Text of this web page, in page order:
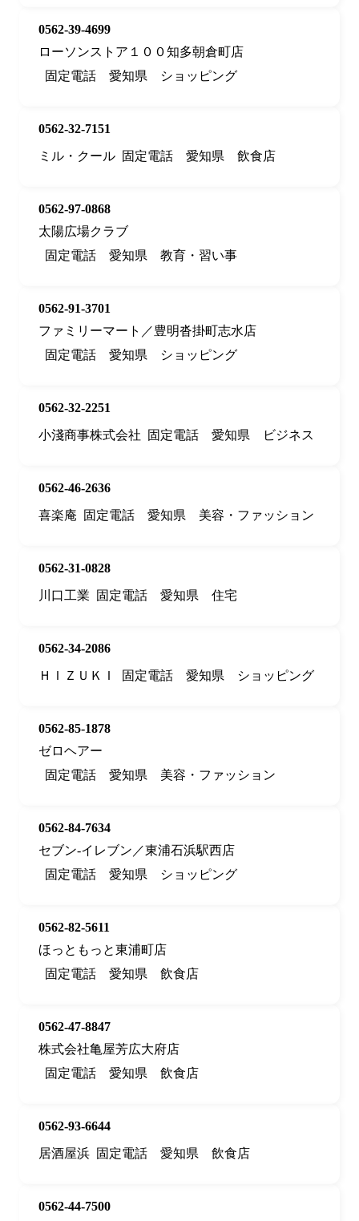
0562-39-4699
ローソンストア１００知多朝倉町店
固定電話
愛知県 ショッピング
0562-32-7151
ミル・クール 固定電話 愛知県 飲食店
0562-97-0868
太陽広場クラブ
固定電話
愛知県 教育・習い事
0562-91-3701
ファミリーマート／豊明沓掛町志水店
固定電話
愛知県 ショッピング
0562-32-2251
小淺商事株式会社
固定電話 愛知県 ビジネス
0562-46-2636
喜楽庵
固定電話 愛知県 美容・ファッション
0562-31-0828
川口工業
固定電話 愛知県 住宅
0562-34-2086
ＨＩＺＵＫＩ
固定電話 愛知県 ショッピング
0562-85-1878
ゼロヘアー
固定電話
愛知県 美容・ファッション
0562-84-7634
セブン‐イレブン／東浦石浜駅西店
固定電話
愛知県 ショッピング
0562-82-5611
ほっともっと東浦町店
固定電話
愛知県 飲食店
0562-47-8847
株式会社亀屋芳広大府店
固定電話
愛知県 飲食店
0562-93-6644
居酒屋浜 固定電話 愛知県 飲食店
0562-44-7500